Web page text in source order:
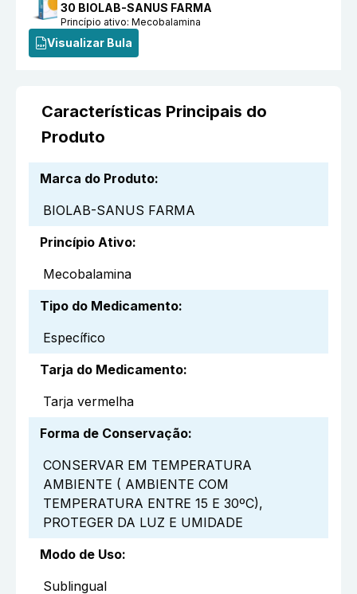
30 BIOLAB-SANUS FARMA
Princípio ativo:Mecobalamina
Visualizar Bula
Características Principais do
Produto
Marca do Produto:
BIOLAB-SANUS FARMA
Princípio Ativo:
Mecobalamina
Tipo do Medicamento:
Específico
Tarja do Medicamento:
Tarja vermelha
Forma de Conservação:
CONSERVAR EM TEMPERATURA
AMBIENTE ( AMBIENTE COM
TEMPERATURA ENTRE 15 E 30ºC),
PROTEGER DA LUZ E UMIDADE
Modo de Uso:
Sublingual